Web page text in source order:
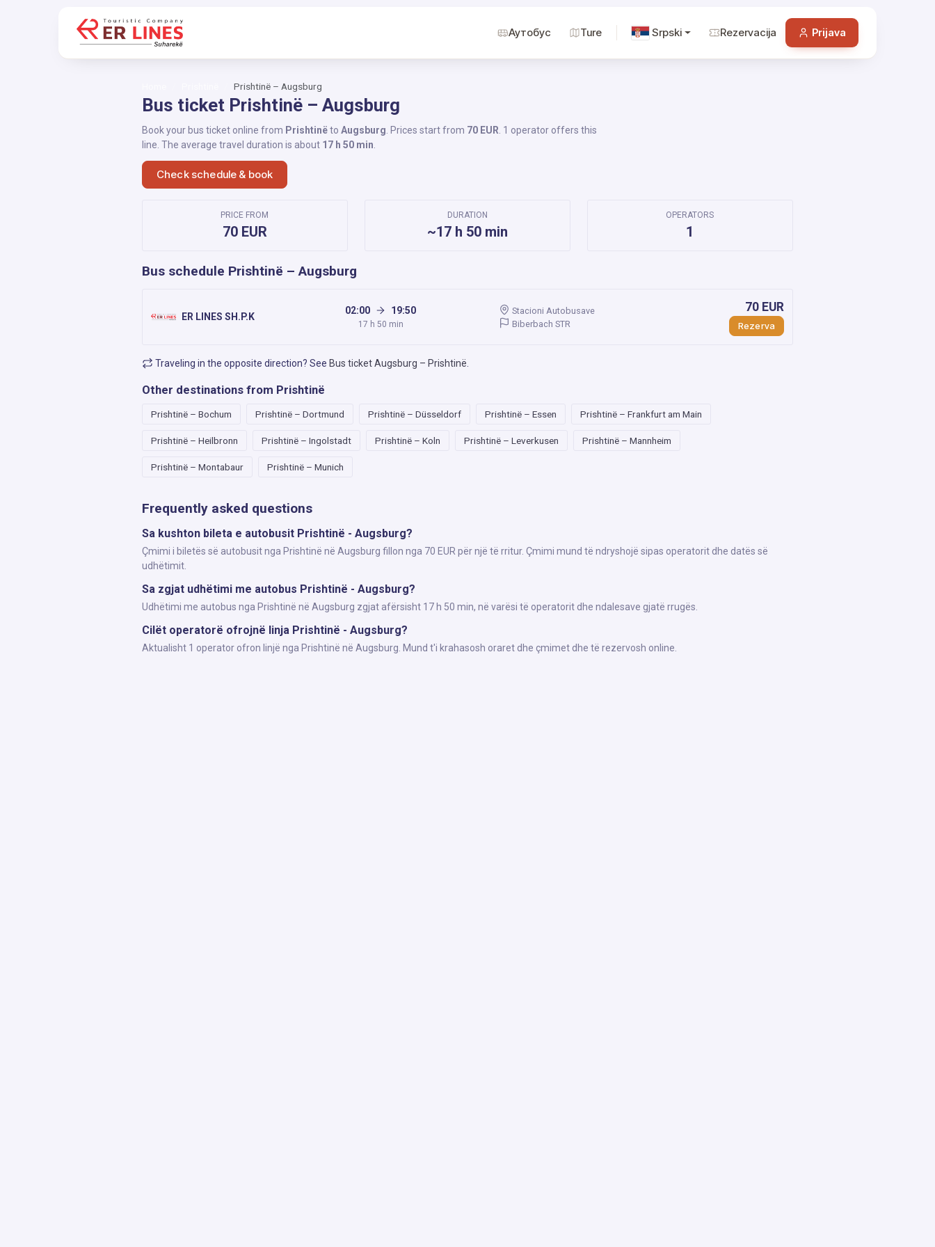
Аутобус Ture Srpski Rezervacija Prijava
Prishtinë – Augsburg
Bus ticket Prishtinë – Augsburg
Book your bus ticket online from Prishtinëto Augsburg . Prices start from 70 EUR . 1 operator offers this
line. The average travel duration is about 17 h 50 min
Check schedule & book
PRICE FROM
70 EUR
DURATION
~17 h 50 min
OPERATORS
1
Bus schedule Prishtinë – Augsburg
ER LINES SH.P.K
02:00 19:50
17 h 50 min
Stacioni Autobusave
Biberbach STR
70 EUR
Rezerva
Traveling in the opposite direction? See Bus ticket Augsburg – Prishtinë
Other destinations from Prishtinë
Prishtinë – Bochum Prishtinë – Dortmund Prishtinë – Düsseldorf Prishtinë – Essen Prishtinë – Frankfurt am Main
Prishtinë – Heilbronn Prishtinë – Ingolstadt Prishtinë – Koln Prishtinë – Leverkusen Prishtinë – Mannheim
Prishtinë – Montabaur Prishtinë – Munich
Frequently asked questions
Sa kushton bileta e autobusit Prishtinë - Augsburg?
Çmimi i biletës së autobusit nga Prishtinë në Augsburg fillon nga 70 EUR për një të rritur. Çmimi mund të ndryshojë sipas operatorit dhe datës së
udhëtimit.
Sa zgjat udhëtimi me autobus Prishtinë - Augsburg?
Udhëtimi me autobus nga Prishtinë në Augsburg zgjat afërsisht 17 h 50 min, në varësi të operatorit dhe ndalesave gjatë rrugës.
Cilët operatorë ofrojnë linja Prishtinë - Augsburg?
Aktualisht 1 operator ofron linjë nga Prishtinë në Augsburg. Mund t'i krahasosh oraret dhe çmimet dhe të rezervosh online.